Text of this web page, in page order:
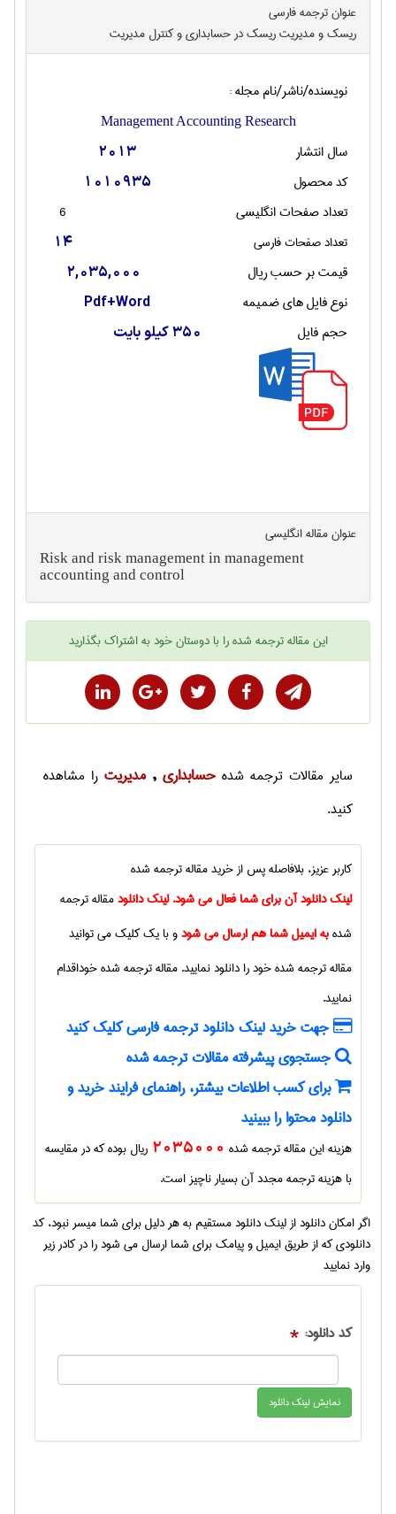
عنوان ترجمه فارسی
ریسک و مدیریت ریسک در حسابداری و کنترل مدیریت
نویسنده/ناشر/نام مجله :
Management Accounting Research
سال انتشار 2013
کد محصول 1010935
تعداد صفحات انگليسی
6
تعداد صفحات فارسی
14
قیمت بر حسب ریال 2,035,000
نوع فایل های ضمیمه Pdf+Word
حجم فایل 350 کیلو بایت
عنوان مقاله انگليسی
Risk and risk management in management
accounting and control
اینمقاله ترجمه شدهرا با دوستان خود به اشتراک بگذارید
سایر مقالات ترجمه شده حسابداری ,مديريت را مشاهده
کنید.
کاربر عزیز، بلافاصله پس از خریدمقاله ترجمه شده
لینک دانلود آن برای شما فعال می شود. لینک دانلودمقاله ترجمه
شدهبه ایمیل شما هم ارسال می شودو با یک کلیک می توانید
مقاله ترجمه شدهخود را دانلود نمایید.مقاله ترجمه شدهخوداقدام
نمایید.
جهت خرید لینک دانلود ترجمه فارسی کلیک کنید
جستجوی پیشرفته مقالات ترجمه شده
برای کسب اطلاعات بیشتر، راهنمای فرایند خرید و
دانلود محتوا را ببینید
هزینه این مقاله ترجمه شده 2035000 ریال بوده که در مقایسه
با هزینه ترجمه مجدد آن بسیار ناچیز است.
اگر امکان دانلود از لینک دانلود مستقیم به هر دلیل برای شما میسر نبود، کد
دانلودی که از طریق ایمیل و پیامک برای شما ارسال می شود را در کادر زیر
وارد نمایید
کد دانلود: *